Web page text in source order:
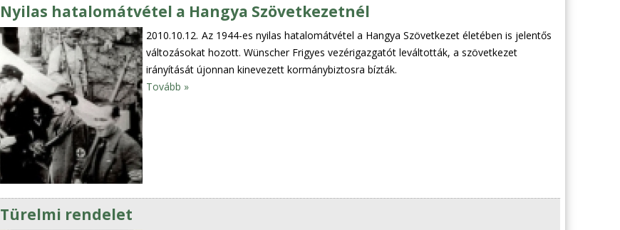
Nyilas hatalomátvétel a Hangya Szövetkezetnél
2010.10.12. Az 1944-es nyilas hatalomátvétel a Hangya Szövetkezet életében is jelentős
változásokat hozott. Wünscher Frigyes vezérigazgatót leváltották, a szövetkezet
irányítását újonnan kinevezett kormánybiztosra bízták.
Tovább »
Türelmi rendelet